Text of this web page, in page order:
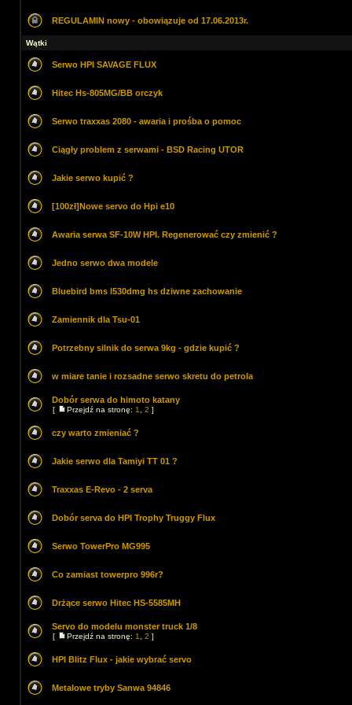
REGULAMIN nowy - obowiązuje od 17.06.2013r.
Wątki
Serwo HPI SAVAGE FLUX
Hitec Hs-805MG/BB orczyk
Serwo traxxas 2080 - awaria i prośba o pomoc
Ciągły problem z serwami - BSD Racing UTOR
Jakie serwo kupić ?
[100zł]Nowe servo do Hpi e10
Awaria serwa SF-10W HPI. Regenerować czy zmienić ?
Jedno serwo dwa modele
Bluebird bms l530dmg hs dziwne zachowanie
Zamiennik dla Tsu-01
Potrzebny silnik do serwa 9kg - gdzie kupić ?
w miare tanie i rozsadne serwo skretu do petrola
Dobór serwa do himoto katany
[ Przejdź na stronę: 1 2 ]
czy warto zmieniać ?
Jakie serwo dla Tamiyi TT 01 ?
Traxxas E-Revo - 2 serva
Dobór serva do HPI Trophy Truggy Flux
Serwo TowerPro MG995
Co zamiast towerpro 996r?
Drżące serwo Hitec HS-5585MH
Servo do modelu monster truck 1/8
[ Przejdź na stronę: 1 2 ]
HPI Blitz Flux - jakie wybrać servo
Metalowe tryby Sanwa 94846